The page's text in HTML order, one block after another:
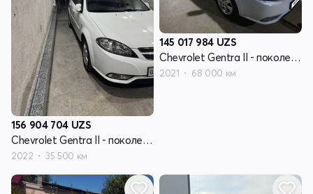
156 904 704 UZS
Chevrolet Gentra II - поколение
2022 35 500 км
145 017 984 UZS
Chevrolet Gentra II - поколение
2021 68 000 км